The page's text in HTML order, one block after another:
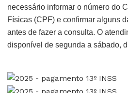
necessário informar o número do
Físicas (CPF) e confirmar alguns
antes de fazer a consulta. O
disponível de segunda a sábado,